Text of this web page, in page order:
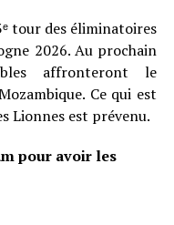
tour des éliminatoires
2026. Au prochain
affronteront le
Ce qui est
Lionnes est prévenu.
pour avoir les